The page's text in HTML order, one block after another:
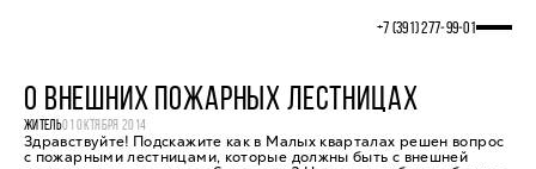
+7 (391) 277‒99‒01
О ВНЕШНИХ ПОЖАРНЫХ ЛЕСТНИЦАХ
ЖИТЕЛЬ01 ОКТЯБРЯ 2014
Здравствуйте! Подскажите как в Малых кварталах решен вопрос
с пожарными лестницами, которые должны быть с внешней